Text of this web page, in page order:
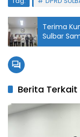
Terima
Sulbar
Saka
Berita Terkait